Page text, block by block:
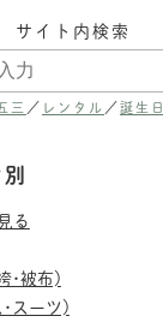
サイト内検索
三 ／ レンタル ／誕生日
る
･被布)
スーツ)